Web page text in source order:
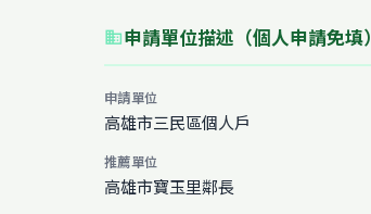
business申請單位描述（個人申請免填）
申請單位
高雄市三民區個人戶
推薦單位
高雄市寶玉里鄰長